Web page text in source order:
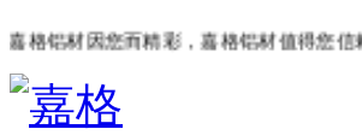
铝材因您而精彩，嘉格铝材值得您信赖